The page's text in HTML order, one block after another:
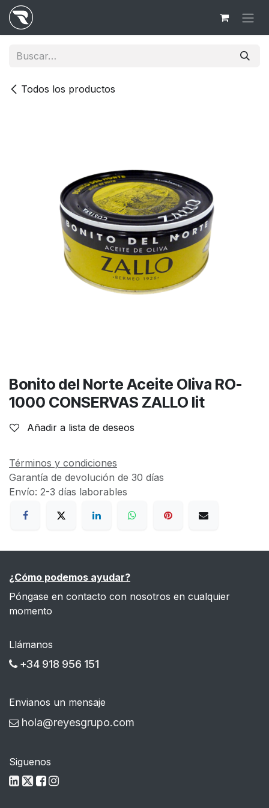
Ir al contenido
Todos los productos
Bonito del Norte Aceite Oliva RO-
1000 CONSERVAS ZALLO lit
Añadir a lista de deseos
Términos y condiciones
Garantía de devolución de 30 días
Envío: 2-3 días laborables
¿Cómo podemos ayudar?
Póngase en contacto con nosotros en cualquier
momento
Llámanos
+34 918 956 151
Envianos un mensaje
hola@reyesgrupo.com
Siguenos